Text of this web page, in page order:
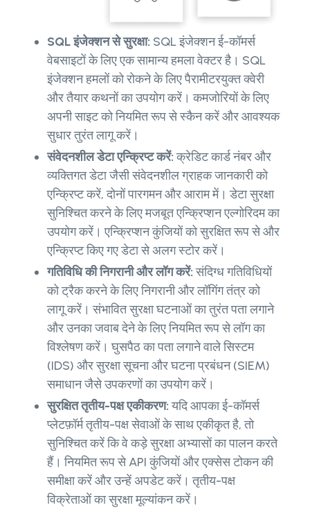
SQL इंजेक्शन से सुरक्षा: SQL इंजेक्शन ई-कॉमर्स
वेबसाइटों के लिए एक सामान्य हमला वेक्टर है। SQL
इंजेक्शन हमलों को रोकने के लिए पैरामीटरयुक्त क्वेरी
और तैयार कथनों का उपयोग करें। कमजोरियों के लिए
अपनी साइट को नियमित रूप से स्कैन करें और आवश्यक
सुधार तुरंत लागू करें।
संवेदनशील डेटा एन्क्रिप्ट करें:क्रेडिट कार्ड नंबर और
व्यक्तिगत डेटा जैसी संवेदनशील ग्राहक जानकारी को
एन्क्रिप्ट करें, दोनों पारगमन और आराम में। डेटा सुरक्षा
सुनिश्चित करने के लिए मजबूत एन्क्रिप्शन एल्गोरिदम का
उपयोग करें। एन्क्रिप्शन कुंजियों को सुरक्षित रूप से और
एन्क्रिप्ट किए गए डेटा से अलग स्टोर करें।
गतिविधि की निगरानी और लॉग करें:संदिग्ध गतिविधियों
को ट्रैक करने के लिए निगरानी और लॉगिंग तंत्र को
लागू करें। संभावित सुरक्षा घटनाओं का तुरंत पता लगाने
और उनका जवाब देने के लिए नियमित रूप से लॉग का
विश्लेषण करें। घुसपैठ का पता लगाने वाले सिस्टम
(IDS) और सुरक्षा सूचना और घटना प्रबंधन (SIEM)
समाधान जैसे उपकरणों का उपयोग करें।
सुरक्षित तृतीय-पक्ष एकीकरण:यदि आपका ई-कॉमर्स
प्लेटफ़ॉर्म तृतीय-पक्ष सेवाओं के साथ एकीकृत है, तो
सुनिश्चित करें कि वे कड़े सुरक्षा अभ्यासों का पालन करते
हैं। नियमित रूप से API कुंजियों और एक्सेस टोकन की
समीक्षा करें और उन्हें अपडेट करें। तृतीय-पक्ष
विक्रेताओं का सुरक्षा मूल्यांकन करें।